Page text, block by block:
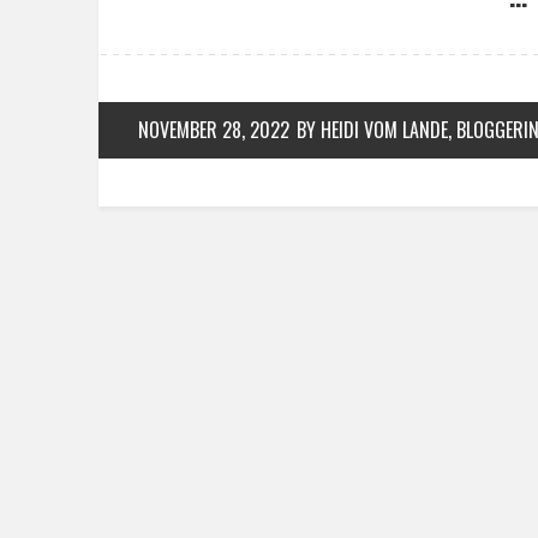
NOVEMBER 28, 2022 BY HEIDI VOM LANDE, BLOGGERIN